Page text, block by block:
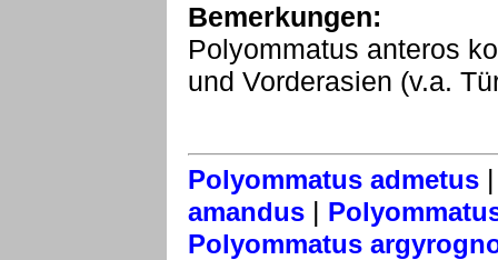
Bemerkungen:
Polyommatus anteros
und Vorderasien (v.a.
Polyommatus admetus
amandus |
Polyommatus